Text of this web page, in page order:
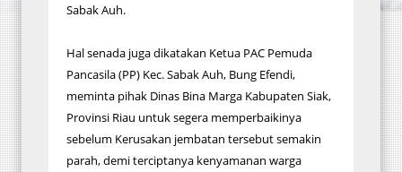
Sabak Auh.
Hal senada juga dikatakan Ketua PAC Pemuda
Pancasila (PP) Kec. Sabak Auh, Bung Efendi,
meminta pihak Dinas Bina Marga Kabupaten Siak,
Provinsi Riau untuk segera memperbaikinya
sebelum Kerusakan jembatan tersebut semakin
parah, demi terciptanya kenyamanan warga